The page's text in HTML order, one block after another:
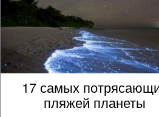
17 самых
пляжей планеты